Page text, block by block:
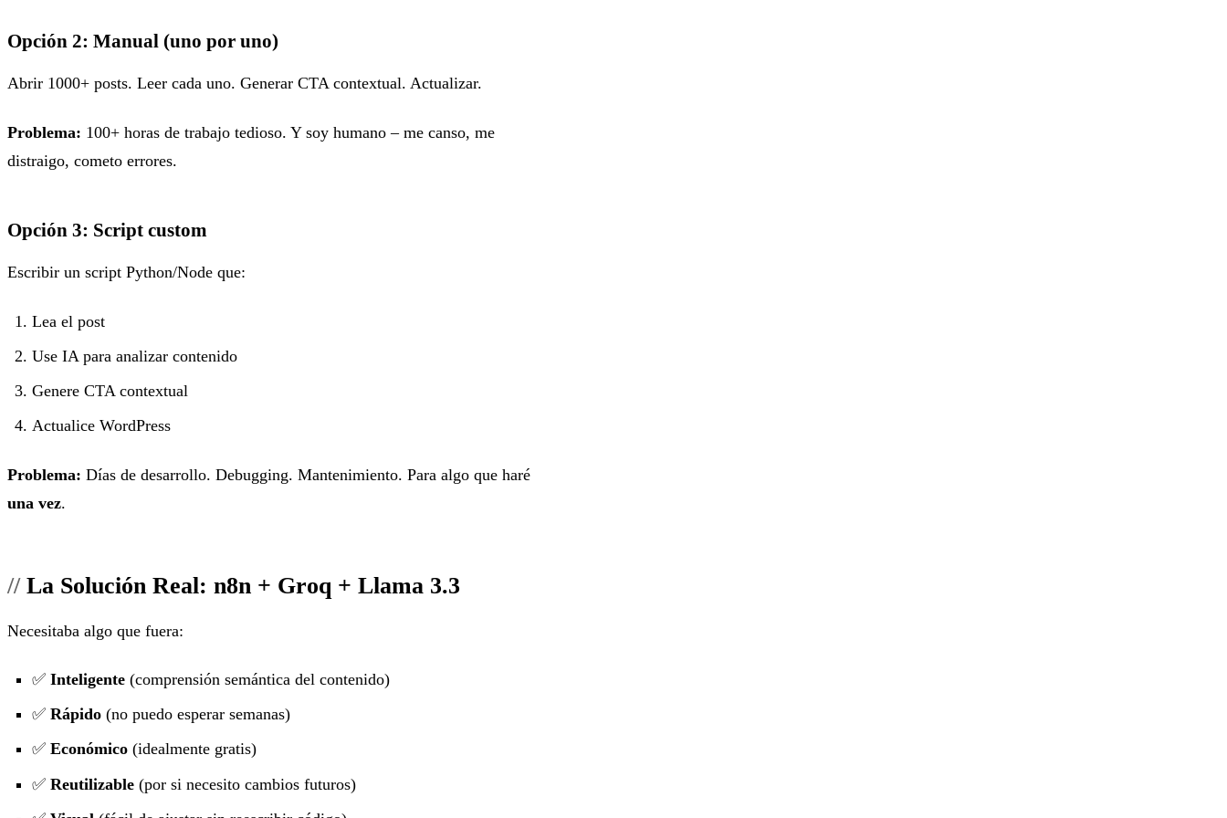
Opción 2: Manual (uno por uno)
Abrir 1000+ posts. Leer cada uno. Generar CTA contextual. Actualizar.
Problema: 100+ horas de trabajo tedioso. Y soy humano – me canso, me
distraigo, cometo errores.
Opción 3: Script custom
Escribir un script Python/Node que:
Lea el post
Use IA para analizar contenido
Genere CTA contextual
Actualice WordPress
Problema: Días de desarrollo. Debugging. Mantenimiento. Para algo que haré
una vez.
La Solución Real: n8n + Groq + Llama 3.3
Necesitaba algo que fuera:
✅ Inteligente (comprensión semántica del contenido)
✅ Rápido (no puedo esperar semanas)
✅ Económico (idealmente gratis)
✅ Reutilizable (por si necesito cambios futuros)